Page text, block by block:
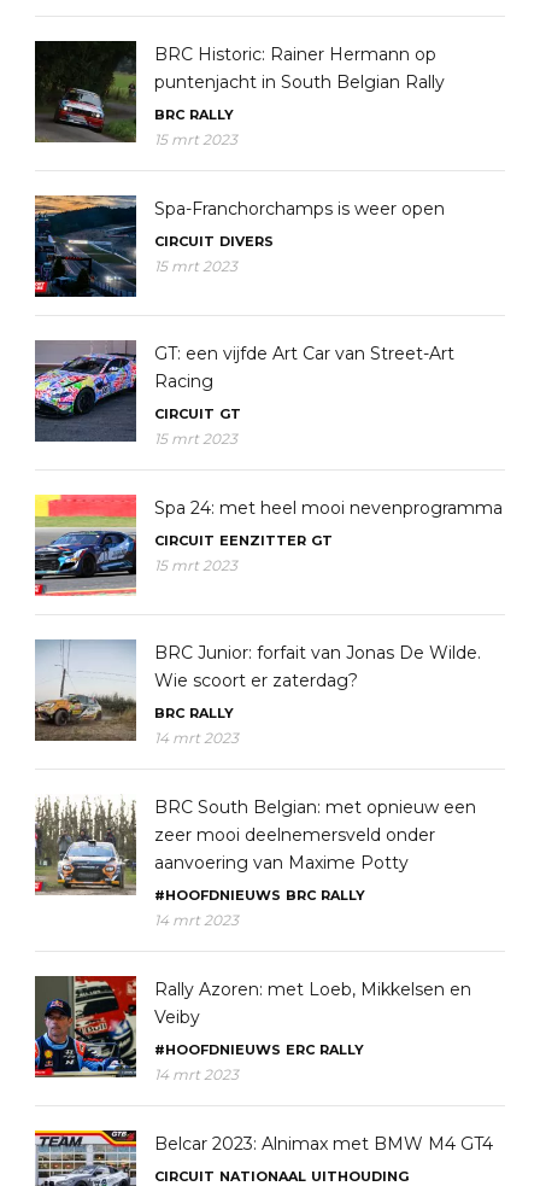
BRC Historic: Rainer Hermann op
puntenjacht in South Belgian Rally
BRC RALLY
15 mrt 2023
Spa-Franchorchamps is weer open
CIRCUIT DIVERS
15 mrt 2023
GT: een vijfde Art Car van Street-Art
Racing
CIRCUIT GT
15 mrt 2023
Spa 24: met heel mooi nevenprogramma
CIRCUIT EENZITTER GT
15 mrt 2023
BRC Junior: forfait van Jonas De Wilde.
Wie scoort er zaterdag?
BRC RALLY
14 mrt 2023
BRC South Belgian: met opnieuw een
zeer mooi deelnemersveld onder
aanvoering van Maxime Potty
#HOOFDNIEUWS BRC RALLY
14 mrt 2023
Rally Azoren: met Loeb, Mikkelsen en
Veiby
#HOOFDNIEUWS ERC RALLY
14 mrt 2023
Belcar 2023: Alnimax met BMW M4 GT4
CIRCUIT NATIONAAL UITHOUDING